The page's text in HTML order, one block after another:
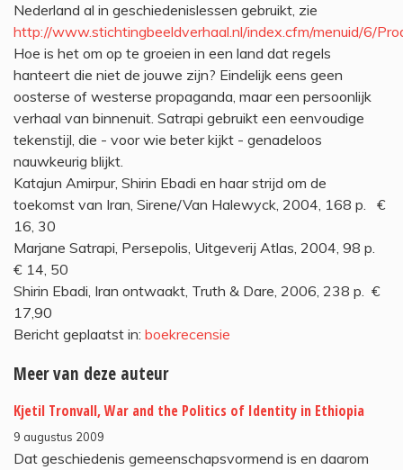
Nederland al in geschiedenislessen gebruikt, zie
http://www.stichtingbeeldverhaal.nl/index.cfm/menuid/6/
Hoe is het om op te groeien in een land dat regels
hanteert die niet de jouwe zijn? Eindelijk eens geen
oosterse of westerse propaganda, maar een persoonlijk
verhaal van binnenuit. Satrapi gebruikt een eenvoudige
tekenstijl, die - voor wie beter kijkt - genadeloos
nauwkeurig blijkt.
Katajun Amirpur, Shirin Ebadi en haar strijd om de
toekomst van Iran, Sirene/Van Halewyck, 2004, 168 p. €
16, 30
Marjane Satrapi, Persepolis, Uitgeverij Atlas, 2004, 98 p.
€ 14, 50
Shirin Ebadi, Iran ontwaakt, Truth & Dare, 2006, 238 p. €
17,90
Bericht geplaatst in: boekrecensie
Meer van deze auteur
Kjetil Tronvall, War and the Politics of Identity in Ethiopia
9 augustus 2009
Dat geschiedenis gemeenschapsvormend is en daarom